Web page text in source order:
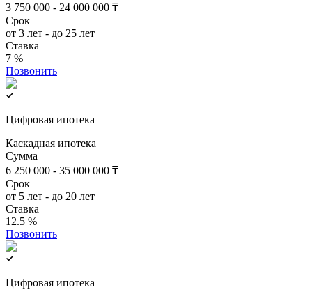
3 750 000 - 24 000 000 ₸
Срок
от 3 лет - до 25 лет
Ставка
7 %
Позвонить
Цифровая ипотека
Каскадная ипотека
Сумма
6 250 000 - 35 000 000 ₸
Срок
от 5 лет - до 20 лет
Ставка
12.5 %
Позвонить
Цифровая ипотека